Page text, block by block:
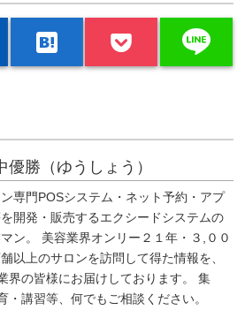
hatenabookmark line
優勝（ゆうしょう）
専門POSシステム・ネット予約・アプ
を開発・販売するエクシードシステムの
ン。 美容業界オンリー２１年・３,００
舗以上のサロンを訪問して得た情報を、
界の皆様にお届けしております。 集
・講習等、何でもご相談ください。